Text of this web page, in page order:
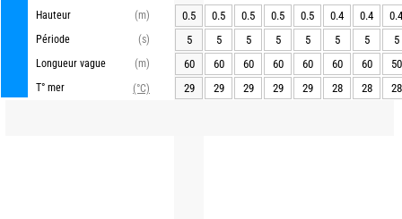
Hauteur
(m)
Période
(s)
Longueur vague
(m)
T° mer
(°C)
0.5
0.5 0.5 0.5 0.5 0.4 0.4
0.4
5
5 5 5 5 5 5
5
60
60 60 60 60 60 60
50
29
29 29 29 29 28 28 28